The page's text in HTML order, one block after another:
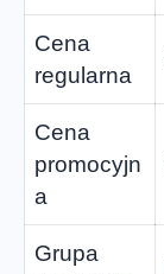
Cena
regularna
Cena
promocyjn
a
Grupa